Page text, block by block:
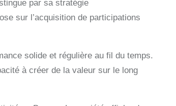
par sa stratégie
sur l’acquisition de participations
solide et régulière au fil du temps.
à créer de la valeur sur le long